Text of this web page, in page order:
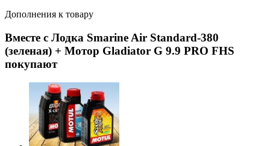
Дополнения к товару
Вместе с Лодка Smarine Air Standard-380
(зеленая) + Мотор Gladiator G 9.9 PRO FHS
покупают